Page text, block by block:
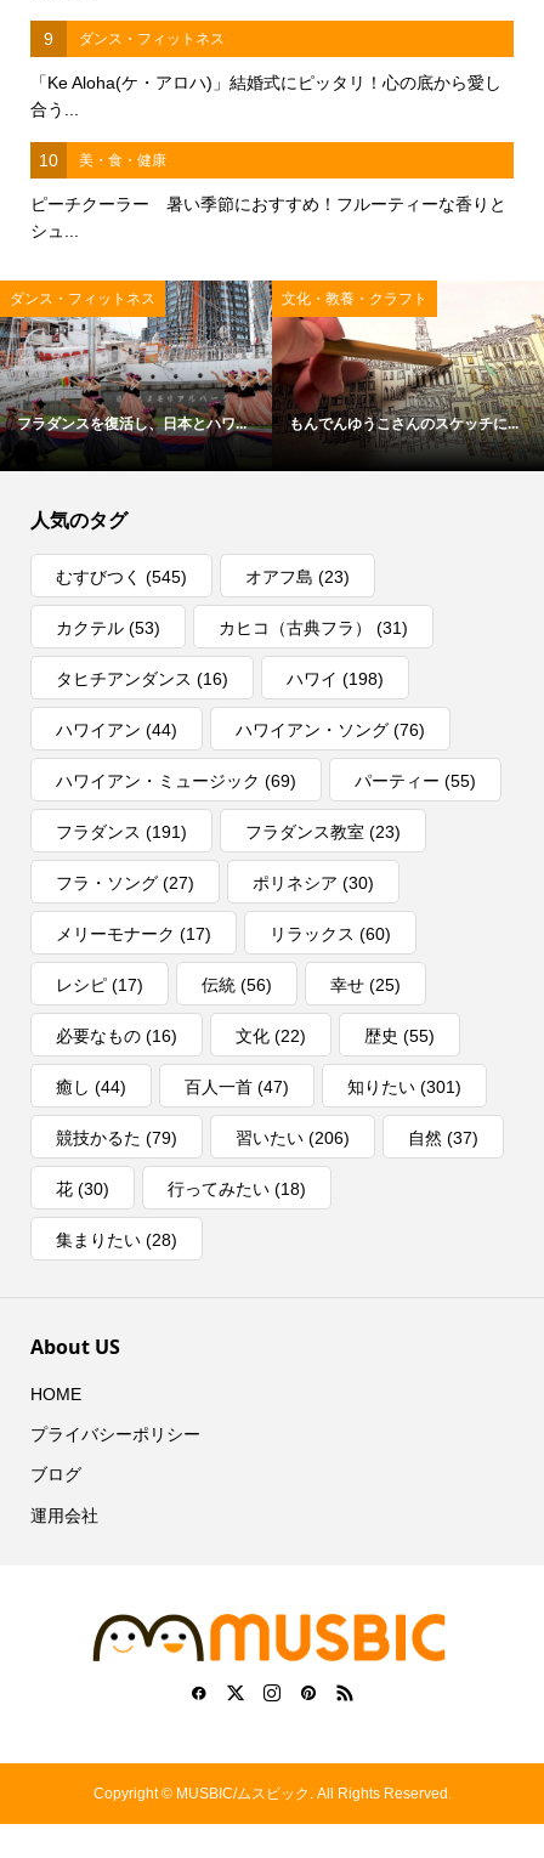
9 ダンス・フィットネス
「Ke Aloha(ケ・アロハ)」結婚式にピッタリ！心の底から愛し
合う...
10 美・食・健康
ピーチクーラー 暑い季節におすすめ！フルーティーな香りと
シュ...
ダンス・フィットネス
フラダンスを復活し、日本とハワ...
文化・教養・クラフト
もんでんゆうこさんのスケッチに...
人気のタグ
むすびつく (545) オアフ島 (23)
カクテル(53) カヒコ（古典フラ） (31)
タヒチアンダンス (16) ハワイ (198)
ハワイアン (44) ハワイアン・ソング(76)
ハワイアン・ミュージック (69) パーティー (55)
フラダンス (191) フラダンス教室 (23)
フラ・ソング(27) ポリネシア (30)
メリーモナーク (17) リラックス (60)
レシピ(17) 伝統(56) 幸せ(25)
必要なもの(16) 文化(22) 歴史 (55)
癒し (44) 百人一首(47) 知りたい(301)
競技かるた (79) 習いたい(206) 自然 (37)
花(30) 行ってみたい(18)
集まりたい(28)
About US
HOME
プライバシーポリシー
ブログ
運用会社
Copyright ©MUSBIC/ムスビック. All Rights Reserved.